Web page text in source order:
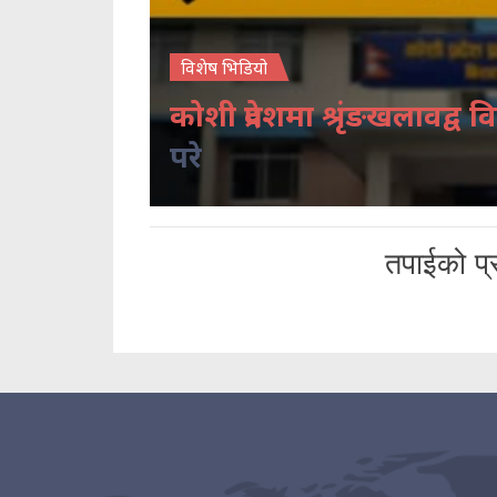
विशेष भिडियो
कोशी प्रदेशमा श्रृंङखलावद्व
परे
तपाईको